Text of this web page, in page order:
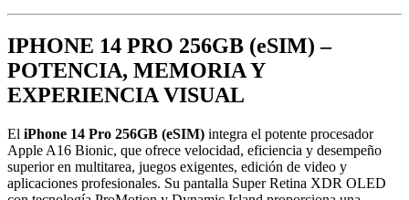
IPHONE 14 PRO 256GB (eSIM) –
POTENCIA, MEMORIA Y
EXPERIENCIA VISUAL
El iPhone 14 Pro 256GB (eSIM) integra el potente procesador
Apple A16 Bionic, que ofrece velocidad, eficiencia y desempeño
superior en multitarea, juegos exigentes, edición de video y
aplicaciones profesionales. Su pantalla Super Retina XDR OLED